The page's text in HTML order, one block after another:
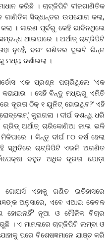
କରିଛି । ଚାଟ୍‌ଜିପିଟି ବୀଜଗାଣିତିକ
ଗାଣିତିକ ସିଦ୍ଧାନ୍ତର ଉପଯୋଗ କଲା,
। କାରଣ ପୂର୍ବରୁ କେହି ଭାବିନଥିଲେ
ଥାଇପାରେ । ଅର୍ଥାତ୍ ଚାଟ୍‌ଜିପିଟି
ନୁହେଁ, ବରଂ ଗଣିତର ଦୁଇଟି ଭିନ୍ନ
ଦର୍ଶାଇଲା ।
ଏକ ପ୍ରଶ୍ନ ପଚାରିଥିଲେ ‘ଏକ
। ସେହି ବିନ୍ଦୁ ମଧ୍ୟରୁ ଏମିତି
ଦୂରତା ଠିକ୍ ୧ ୟୁନିଟ୍ ହୋଇଥିବ?’ ଏହି
କୁହାଗଲା । ଦୀର୍ଘ ଦଶନ୍ଧି ଧରି
ଗ୍ରିଡ୍ ଅର୍ଥାତ୍ ଚାରିକୋଣିଆ ଜାଲ ଭଳି
। କିନ୍ତୁ ଦୀର୍ଘ ୮୦ ବର୍ଷ ହେଲା
ସ୍ଥିତିରେ ଚାଟ୍‌ଜିପିଟି ଏଭଳି ଅଗଣିତ
ବହୁତ ଅଧିକ ଦୂରତା ଯୋଡ଼ା
ଏହାକୁ ଗଣିତ ଇତିହାସରେ
ଅନୁସାରେ, ଏବେ ଏଆଇ କେବଳ
ହୋଇନାହିଁ³ ନୂଆ ଓ ମୌଳିକ ବିଚାର
। ଏ ମାମଲାରେ ଚାଟ୍‌ଜିପିଟି ଲମ୍ବା ଓ
ପରେ ବିଶେଷଜ୍ଞମାନେ ଯାଞ୍ଚ କରି